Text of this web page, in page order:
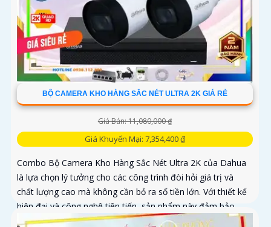
BỘ CAMERA KHO HÀNG SẮC NÉT ULTRA 2K GIÁ RẺ
Giá Bán: 11,080,000 ₫
Giá Khuyến Mại: 7,354,400 ₫
Combo Bộ Camera Kho Hàng Sắc Nét Ultra 2K của Dahua
là lựa chọn lý tưởng cho các công trình đòi hỏi giá trị và
chất lượng cao mà không cần bỏ ra số tiền lớn. Với thiết kế
hiện đại và công nghệ tiên tiến, sản phẩm này đảm bảo
mang lại sự an ninh toàn diện cho người sử dụng